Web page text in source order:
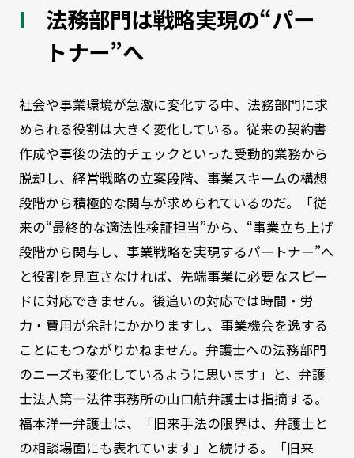
法務部門は戦略実現の“パー
トナー”へ
社会や事業環境が急激に変化する中、法務部門に求
められる役割は大きく変化している。従来の契約書
作成や事後の法的チェックといった受動的業務から
脱却し、経営戦略の立案段階、事業スキームの構想
段階から積極的な関与が求められているのだ。「従
来の“最終的な適法性検証担当”から、“事業立ち上げ
段階から関与し、事業戦略を実現するパートナー”へ
と役割を見直さなければ、先端事業に必要なスピー
ドに対応できません。後追いの対応では時間・労
力・費用が余計にかかりますし、事業機会を逸する
ことにもつながりかねません。弁護士への法務部門
のニーズも変化しているように思います」と、弁護
士法人第一法律事務所の山口航弁護士は指摘する。
福本洋一弁護士は、「旧来手法の限界は、弁護士と
の相談場面にも表れています」と続ける。「旧来